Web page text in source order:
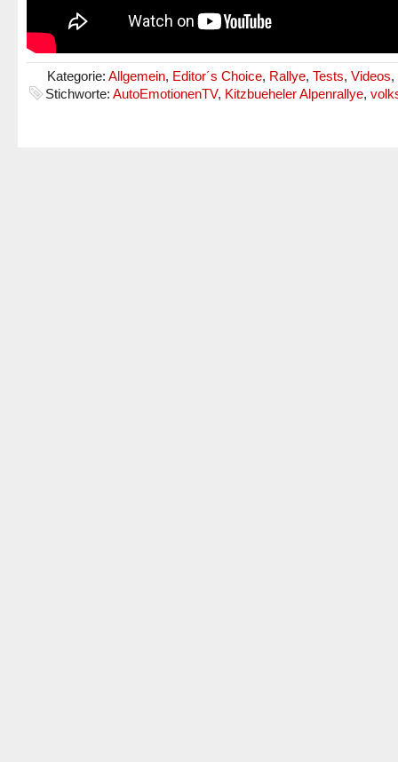
Kategorie: Allgemein, Editor´s Choice, Rallye, Tests, Videos,
Stichworte: AutoEmotionenTV, Kitzbueheler Alpenrallye,